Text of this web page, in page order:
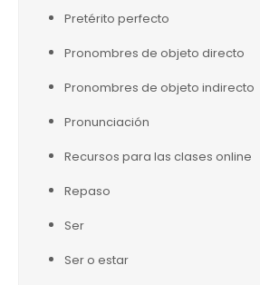
Pretérito perfecto
Pronombres de objeto directo
Pronombres de objeto indirecto
Pronunciación
Recursos para las clases online
Repaso
Ser
Ser o estar